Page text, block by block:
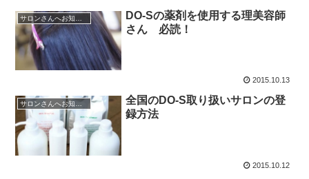
DO-Sの薬剤を使用する理美容師
さん 必読！
2015.10.13
サロンさんへお知らせ
全国のDO-S取り扱いサロンの登
録方法
2015.10.12